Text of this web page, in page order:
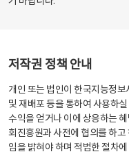
저작권 정책 안내
개인 또는 법인이 한국지능정
및 재배포 등을 통하여 사용하
수익을 얻거나 이에 상응하는
회진흥원과 사전에 협의를 하
임을 밝혀야 하며 적법한 절차